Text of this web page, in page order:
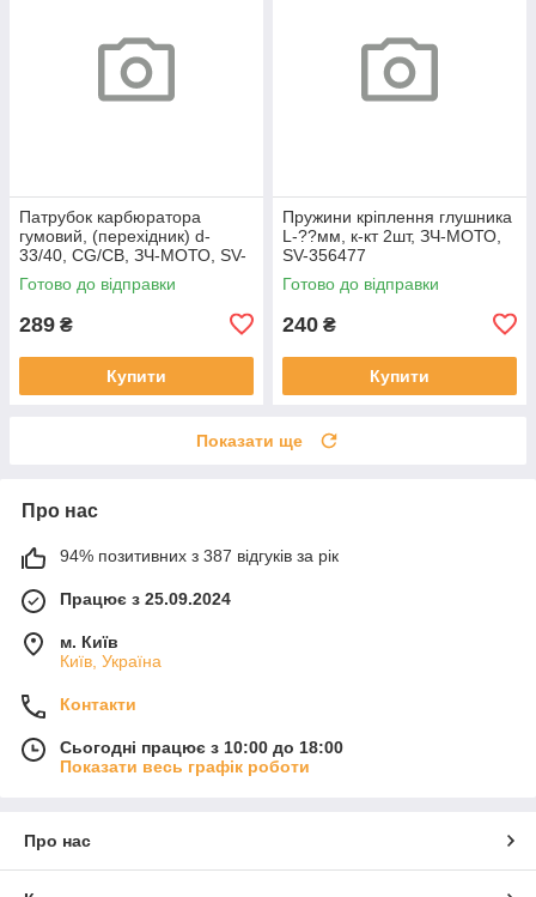
Патрубок карбюратора
гумовий, (перехідник) d-
33/40, CG/CB, ЗЧ-МОТО, SV-
356476
Готово до відправки
289 ₴
Купити
Пружини кріплення глушника
L-??мм, к-кт 2шт, ЗЧ-МОТО,
SV-356477
Готово до відправки
240 ₴
Купити
Показати ще
Про нас
94% позитивних з 387 відгуків за рік
Працює з 25.09.2024
м. Київ
Київ, Україна
Контакти
Сьогодні працює з 10:00 до 18:00
Показати весь графік роботи
Про нас